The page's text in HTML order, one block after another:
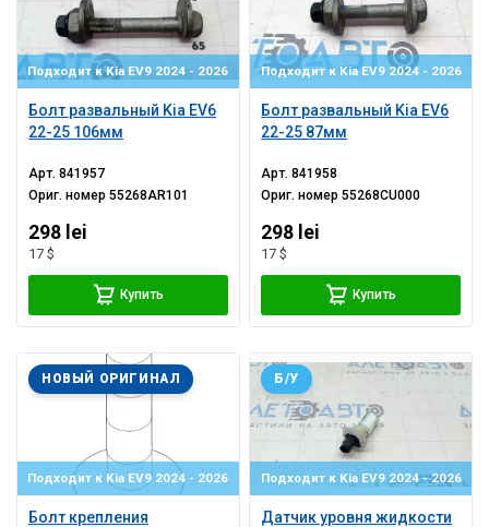
Подходит к Kia EV9 2024 - 2026
Болт развальный Kia EV6
22-25 106мм
Арт.841957
Ориг. номер55268AR101
298 lei
17 $
Купить
Подходит к Kia EV9 2024 - 2026
Болт развальный Kia EV6
22-25 87мм
Арт.841958
Ориг. номер55268CU000
298 lei
17 $
Купить
Подходит к Kia EV9 2024 - 2026
Болт крепления
НОВЫЙ ОРИГИНАЛ
Подходит к Kia EV9 2024 - 2026
Датчик уровня жидкости
Б/У